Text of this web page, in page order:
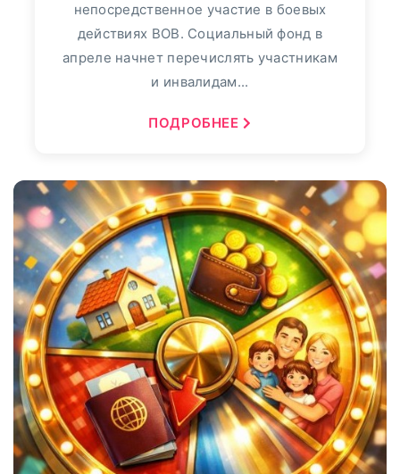
непосредственное участие в боевых
действиях ВОВ. Социальный фонд в
апреле начнет перечислять участникам
и инвалидам...
ПОДРОБНЕЕ